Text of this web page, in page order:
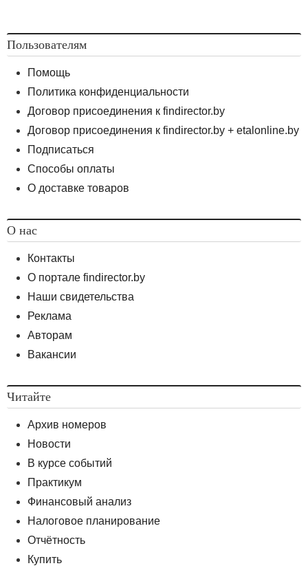
Пользователям
Помощь
Политика конфиденциальности
Договор присоединения к findirector.by
Договор присоединения к findirector.by + etalonline.by
Подписаться
Способы оплаты
О доставке товаров
О нас
Контакты
О портале findirector.by
Наши свидетельства
Реклама
Авторам
Вакансии
Читайте
Архив номеров
Новости
В курсе событий
Практикум
Финансовый анализ
Налоговое планирование
Отчётность
Купить